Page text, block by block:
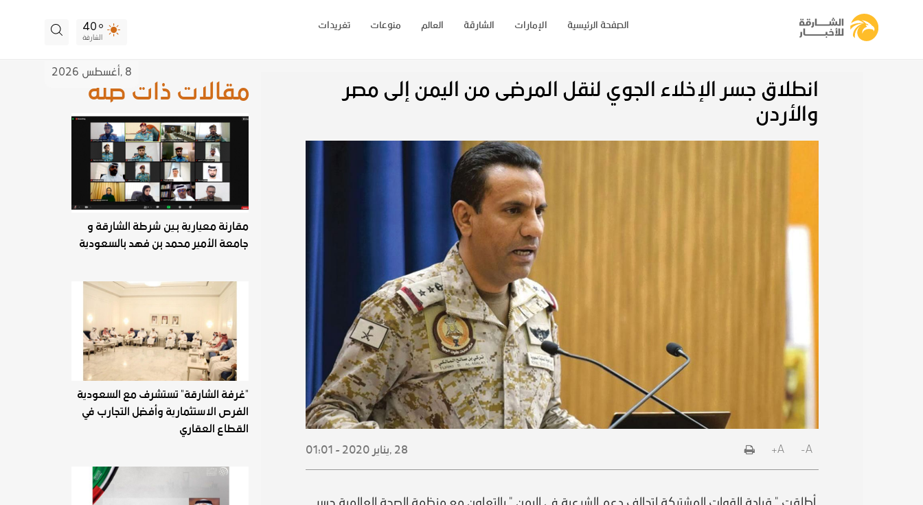
40
الشارقة
تغريدات منوعات العالم الشارقة الإمارات الصفحة الرئيسية
8 , أغسطس 2026
مقالات ذات صلة
مقارنة معيارية بـين شرطة الشارقة و
جامعة الأمير محمد بن فهد بالسعودية
"غرفة الشارقة" تستشرف مع السعودية
الفرص الاستثمارية وأفضل التجارب في
القطاع العقاري
انطلاق جسر الإخلاء الجوي لنقل المرضى من اليمن إلى مصر
والأردن
A-
A+
28 , يناير 2020 - 01:01